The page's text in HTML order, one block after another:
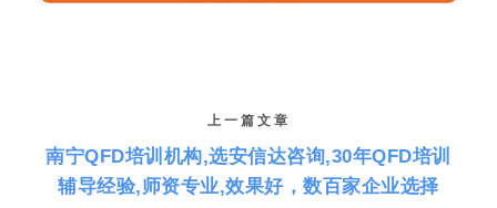
上一篇文章
南宁QFD培训机构,选安信达咨询,30年QFD培训
辅导经验,师资专业,效果好，数百家企业选择